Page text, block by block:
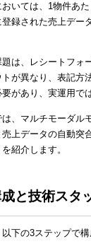
いては、1物件あ
録された売上デー
は、レシートフォ
が異なり、表記方
があり、実運用で
は、マルチモーダル
上データの自動突
紹介します。
と技術スタ
下の3ステップで構